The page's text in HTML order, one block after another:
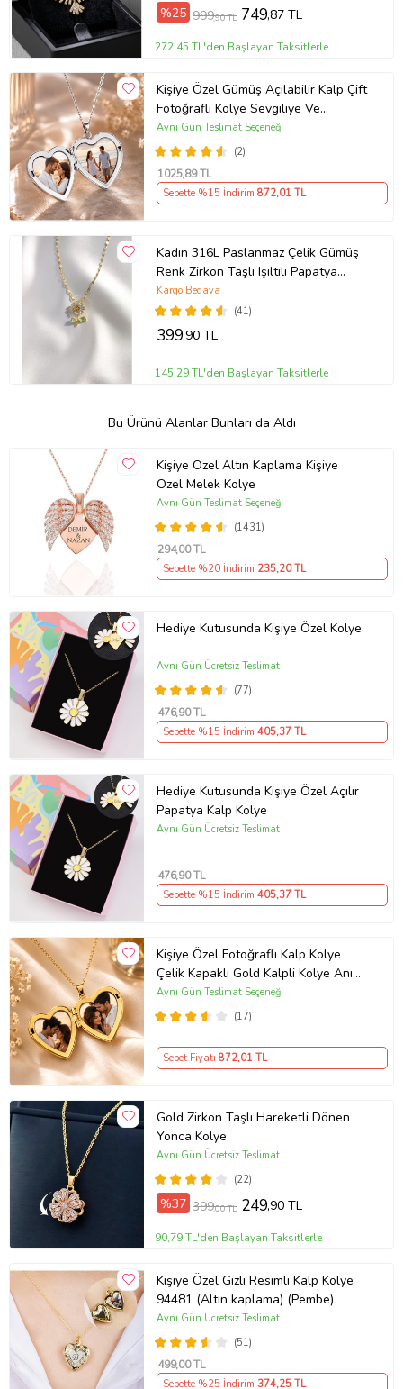
%25 999,90 TL 749,87 TL
272,45 TL'den Başlayan Taksitlerle
Kişiye Özel Gümüş Açılabilir Kalp Çift
Fotoğraflı Kolye Sevgiliye Ve
Annelere Özel Gümüş Kolye Kutulu
Kalpli Anı Kolyesi Gümüş
(2)
Aynı Gün Teslimat Seçeneği
1025,89 TL
Sepette %15 İndirim 872,01 TL
Kadın 316L Paslanmaz Çelik Gümüş
Renk Zirkon Taşlı Işıltılı Papatya
Kolye (Gold)
(41)
Kargo Bedava
399,90 TL
145,29 TL'den Başlayan Taksitlerle
Bu Ürünü Alanlar Bunları da Aldı
Kişiye Özel Altın Kaplama Kişiye
Özel Melek Kolye
(1431)
Aynı Gün Teslimat Seçeneği
294,00 TL
Sepette %20 İndirim 235,20 TL
Hediye Kutusunda Kişiye Özel Kolye
(77)
Aynı Gün Ücretsiz Teslimat
476,90 TL
Sepette %15 İndirim 405,37 TL
Hediye Kutusunda Kişiye Özel Açılır
Papatya Kalp Kolye
Aynı Gün Ücretsiz Teslimat
476,90 TL
Sepette %15 İndirim 405,37 TL
Kişiye Özel Fotoğraflı Kalp Kolye
Çelik Kapaklı Gold Kalpli Kolye Anı
Kolyesi Kalp Kolye Resimli Kolye –
Açılır Kapaklı Romantik Gold
(17)
Aynı Gün Teslimat Seçeneği
Sepet Fiyatı 872,01 TL
Gold Zirkon Taşlı Hareketli Dönen
Yonca Kolye
(22)
Aynı Gün Ücretsiz Teslimat
%37 399,00 TL 249,90 TL
90,79 TL'den Başlayan Taksitlerle
Kişiye Özel Gizli Resimli Kalp Kolye
94481 (Altın kaplama) (Pembe)
(51)
Aynı Gün Ücretsiz Teslimat
499,00 TL
Sepette %25 İndirim 374,25 TL